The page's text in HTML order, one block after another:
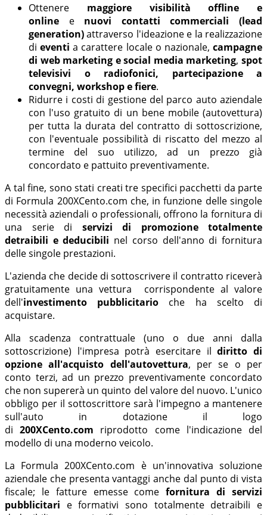
Ottenere maggiore visibilità offline e
online e nuovi contatti commerciali (lead
generation)attraverso l'ideazione e la realizzazione
dieventi a carattere locale o nazionale,campagne
di web marketing e social media marketing,spot
televisivi o radiofonici,
partecipazione a
convegni, workshop e fiere.
Ridurre i costi di gestione del parco auto aziendale
con l'uso gratuito di un bene mobile (autovettura)
per tutta la durata del contratto di sottoscrizione,
con l'eventuale possibilità di riscatto del mezzo al
termine del suo utilizzo, ad un prezzo già
concordato e pattuito preventivamente.
A tal fine, sono stati creati tre specifici pacchetti da parte
di Formula 200XCento.com che, in funzione delle singole
necessità aziendali o professionali, offrono la fornitura di
una serie di servizi di promozione totalmente
detraibili e deducibili nel corso dell'anno di fornitura
delle singole prestazioni.
L'azienda che decide di sottoscrivere il contratto riceverà
gratuitamente una vettura corrispondente al valore
dell'investimento pubblicitario che ha scelto di
acquistare.
Alla scadenza contrattuale (uno o due anni dalla
sottoscrizione) l'impresa potrà esercitare ildiritto di
opzione all'acquisto dell'autovettura, per se o per
conto terzi, ad un prezzo preventivamente concordato
che non supererà un quinto del valore del nuovo. L'unico
obbligo per il sottoscrittore sarà l'impegno a mantenere
sull'auto in dotazione il logo
di200XCento.com riprodotto come l'indicazione del
modello di una moderno veicolo.
La Formula 200XCento.com è un'innovativa soluzione
aziendale che presenta vantaggi anche dal punto di vista
fiscale; le fatture emesse comefornitura di servizi
pubblicitari e formativi sono totalmente detraibili e